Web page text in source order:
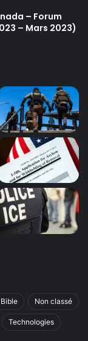
– Forum
– Mars 2023)
Bible Non classé
Technologies